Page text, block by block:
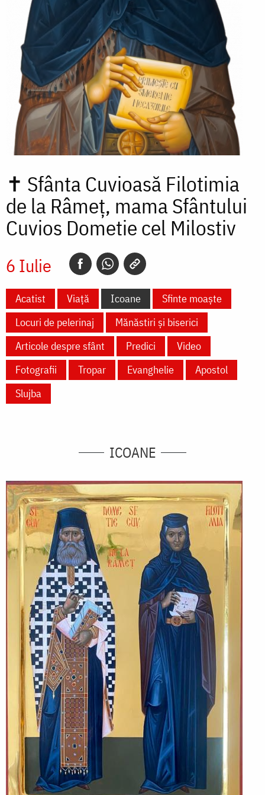
✝ Sfânta Cuvioasă Filotimia
de la Râmeț, mama Sfântului
Cuvios Dometie cel Milostiv
6 Iulie
Acatist Viață Icoane
Sfinte moaște
Locuri de pelerinaj
Mănăstiri și biserici
Articole despre sfânt
Predici
Video
Fotografii
Tropar Evanghelie
Apostol
Slujba
ICOANE